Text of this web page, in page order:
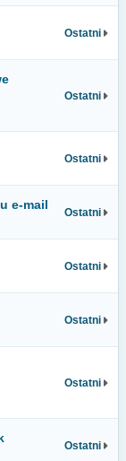
Ostatni
Ostatni
Ostatni
e-mail
Ostatni
Ostatni
Ostatni
Ostatni
Ostatni